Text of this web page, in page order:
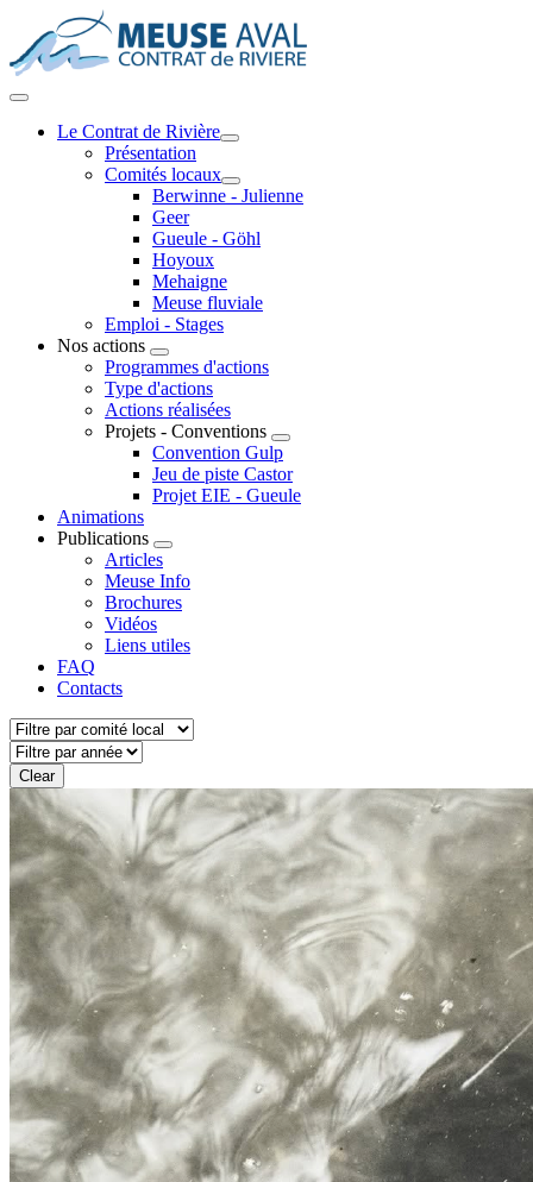
Le Contrat de Rivière
Présentation
Comités locaux
Berwinne - Julienne
Geer
Gueule - Göhl
Hoyoux
Mehaigne
Meuse fluviale
Emploi - Stages
Nos actions
Programmes d'actions
Type d'actions
Actions réalisées
Projets - Conventions
Convention Gulp
Jeu de piste Castor
Projet EIE - Gueule
Animations
Publications
Articles
Meuse Info
Brochures
Vidéos
Liens utiles
FAQ
Contacts
Clear